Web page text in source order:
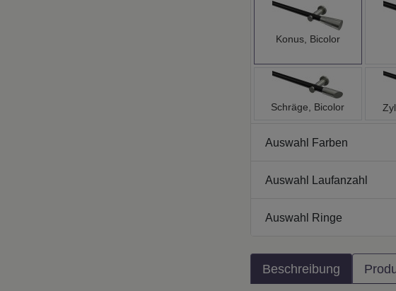
Konus, Bicolor
Schräge, Bicolor
Auswahl Farben
Auswahl Laufanzahl
Auswahl Ringe
Beschreibung